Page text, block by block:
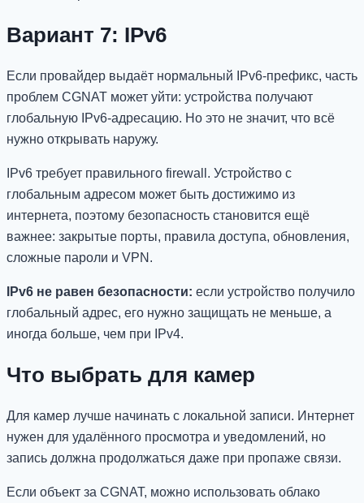
Вариант 7: IPv6
Если провайдер выдаёт нормальный IPv6-префикс, часть
проблем CGNAT может уйти: устройства получают
глобальную IPv6-адресацию. Но это не значит, что всё
нужно открывать наружу.
IPv6 требует правильного firewall. Устройство с
глобальным адресом может быть достижимо из
интернета, поэтому безопасность становится ещё
важнее: закрытые порты, правила доступа, обновления,
сложные пароли и VPN.
IPv6 не равен безопасности: если устройство получило
глобальный адрес, его нужно защищать не меньше, а
иногда больше, чем при IPv4.
Что выбрать для камер
Для камер лучше начинать с локальной записи. Интернет
нужен для удалённого просмотра и уведомлений, но
запись должна продолжаться даже при пропаже связи.
Если объект за CGNAT, можно использовать облако